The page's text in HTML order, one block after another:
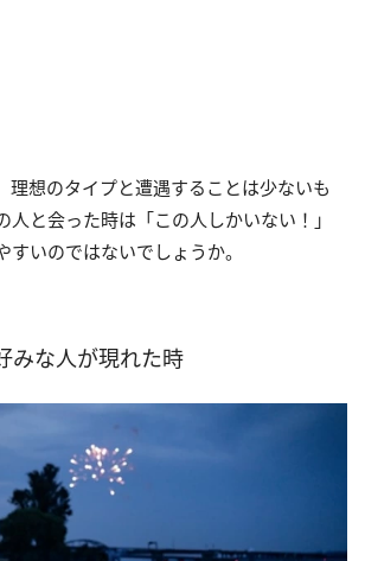
理想のタイプと遭遇することは少ないも
人と会った時は「この人しかいない！」
すいのではないでしょうか。
みな人が現れた時